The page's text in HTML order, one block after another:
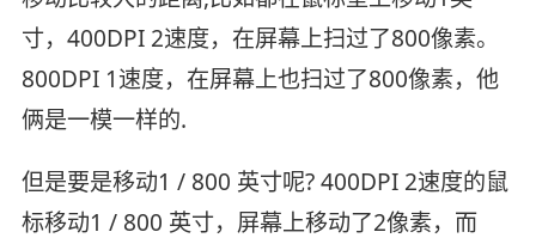
寸，400DPI 2速度，在屏幕上扫过了800像素。
800DPI 1速度，在屏幕上也扫过了800像素，他
俩是一模一样的.
但是要是移动1 / 800 英寸呢? 400DPI 2速度的鼠
标移动1 / 800 英寸，屏幕上移动了2像素，而